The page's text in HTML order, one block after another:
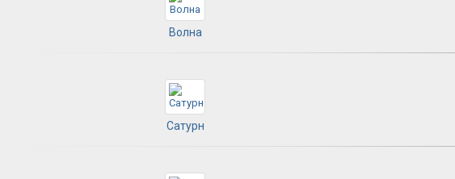
Волна
Сатурн